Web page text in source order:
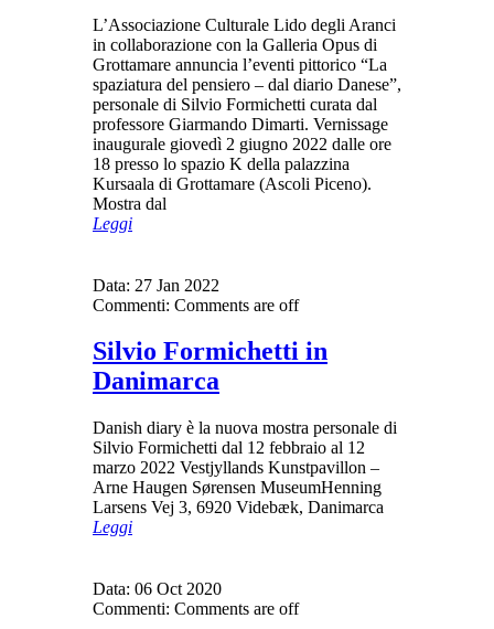
L’Associazione Culturale Lido degli Aranci
in collaborazione con la Galleria Opus di
Grottamare annuncia l’eventi pittorico “La
spaziatura del pensiero – dal diario Danese”,
personale di Silvio Formichetti curata dal
professore Giarmando Dimarti. Vernissage
inaugurale giovedì 2 giugno 2022 dalle ore
18 presso lo spazio K della palazzina
Kursaala di Grottamare (Ascoli Piceno).
Mostra dal
Leggi
Data: 27 Jan 2022
Commenti: Comments are off
Silvio Formichetti in
Danimarca
Danish diary è la nuova mostra personale di
Silvio Formichetti dal 12 febbraio al 12
marzo 2022 Vestjyllands Kunstpavillon –
Arne Haugen Sørensen MuseumHenning
Larsens Vej 3, 6920 Videbæk, Danimarca
Leggi
Data: 06 Oct 2020
Commenti: Comments are off